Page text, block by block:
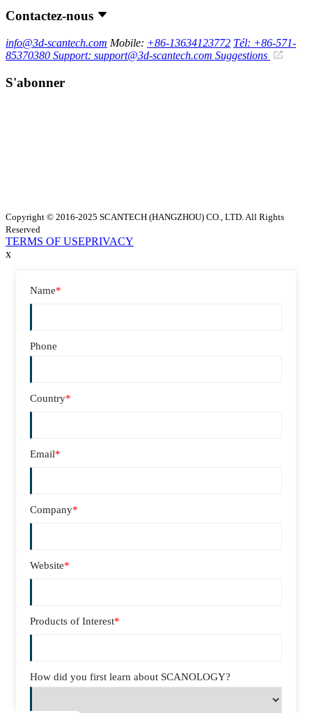
Contactez-nous
info@3d-scantech.com Mobile: +86-13634123772 Tél: +86-571-
85370380 Support: support@3d-scantech.com Suggestions
S'abonner
Copyright © 2016-2025 SCANTECH (HANGZHOU) CO., LTD. All Rights
Reserved
TERMS OF USEPRIVACY
x
Name*
Phone
Country*
Email*
Company*
Website*
Products of Interest*
How did you first learn about SCANOLOGY?